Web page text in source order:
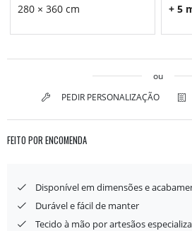
280 × 360 cm + 5
ou
PEDIR PERSONALIZAÇÃO
FEITO POR ENCOMENDA
Disponível em dimensões e
Durável e fácil de manter
Tecido à mão por artesãos